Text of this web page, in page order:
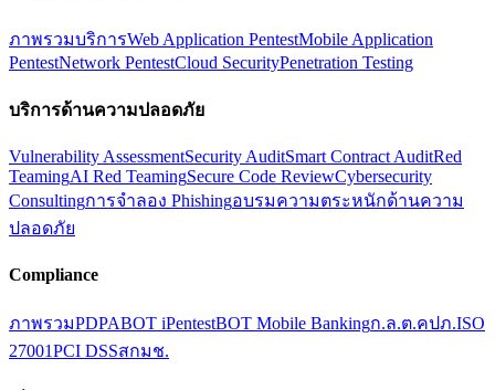
ภาพรวมบริการWeb Application PentestMobile Application
PentestNetwork PentestCloud SecurityPenetration Testing
บริการด้านความปลอดภัย
Vulnerability AssessmentSecurity AuditSmart Contract AuditRed
TeamingAI Red TeamingSecure Code ReviewCybersecurity
Consultingการจำลอง Phishingอบรมความตระหนักด้านความ
ปลอดภัย
Compliance
ภาพรวมPDPABOT iPentestBOT Mobile Bankingก.ล.ต.คปภ.ISO
27001PCI DSSสกมช.